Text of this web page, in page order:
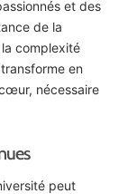
et des
de la
complexité
en
nécessaire
peut